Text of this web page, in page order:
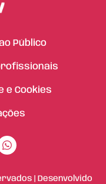
Público
e Cookies
| Desenvolvido